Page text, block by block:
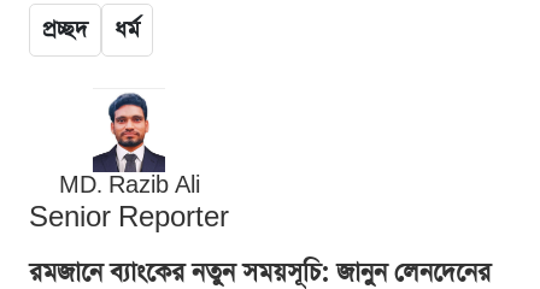
প্রচ্ছদ ধর্ম
MD. Razib Ali
Senior Reporter
রমজানে ব্যাংকের নতুন সময়সূচি: জানুন লেনদেনের